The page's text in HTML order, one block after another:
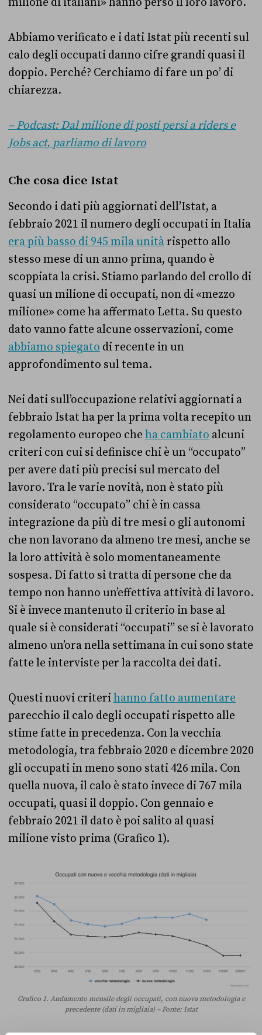
Abbiamo verificato e i dati Istat più recenti sul
calo degli occupati danno cifre grandi quasi il
doppio. Perché? Cerchiamo di fare un po’ di
chiarezza.
– Podcast: Dal milione di posti persi a riders e
Jobs act, parliamo di lavoro
Che cosa dice Istat
Secondo i dati più aggiornati dell’Istat, a
febbraio 2021 il numero degli occupati in Italia
era più basso di 945 mila unitàrispetto allo
stesso mese di un anno prima, quando è
scoppiata la crisi. Stiamo parlando del crollo di
quasi un milione di occupati, non di «mezzo
milione» come ha affermato Letta. Su questo
dato vanno fatte alcune osservazioni, come
abbiamo spiegato di recente in un
approfondimento sul tema.
Nei dati sull’occupazione relativi aggiornati a
febbraio Istat ha per la prima volta recepito un
regolamento europeo che ha cambiato alcuni
criteri con cui si definisce chi è un “occupato”
per avere dati più precisi sul mercato del
lavoro. Tra le varie novità, non è stato più
considerato “occupato” chi è in cassa
integrazione da più di tre mesi o gli autonomi
che non lavorano da almeno tre mesi, anche se
la loro attività è solo momentaneamente
sospesa. Di fatto si tratta di persone che da
tempo non hanno un’effettiva attività di lavoro.
Si è invece mantenuto il criterio in base al
quale si è considerati “occupati” se si è lavorato
almeno un’ora nella settimana in cui sono state
fatte le interviste per la raccolta dei dati.
Questi nuovi criterihanno fatto aumentare
parecchio il calo degli occupati rispetto alle
stime fatte in precedenza. Con la vecchia
metodologia, tra febbraio 2020 e dicembre 2020
gli occupati in meno sono stati 426 mila. Con
quella nuova, il calo è stato invece di 767 mila
occupati, quasi il doppio. Con gennaio e
febbraio 2021 il dato è poi salito al quasi
milione visto prima (Grafico 1).
Grafico 1. Andamento mensile degli occupati, con nuova metodologia e
precedente (dati in migliaia) – Fonte: Istat